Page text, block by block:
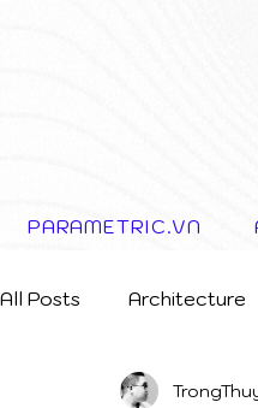
PARAMETRIC.VN
All Posts Architecture
Storytelling Concept